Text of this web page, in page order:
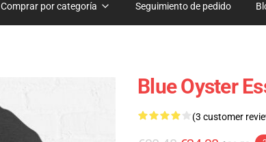
Comprar por categoría Seguimiento de pedido
Blue Oyster
(3 customer